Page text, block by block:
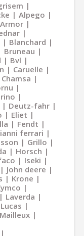
Alpego
Armor
Blanchard
Bruneau
Bvl
Caruelle
Chamsa
Deutz-fahr
Eliet
Fendt
ferrari
Grillo
Horsch
Iseki
John deere
Krone
Laverda
Lucas
Mailleux